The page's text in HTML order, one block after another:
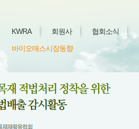
KWRA 회원사 협회소식
바이오매스시장동향